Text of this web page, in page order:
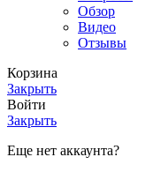
Обзор
Видео
Отзывы
Корзина
Закрыть
Войти
Закрыть
Еще нет аккаунта?